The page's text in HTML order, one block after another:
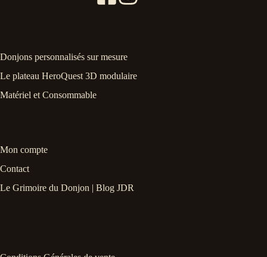
Donjons personnalisés sur mesure
Le plateau HeroQuest 3D modulaire
Matériel et Consommable
Mon compte
Contact
Le Grimoire du Donjon | Blog JDR